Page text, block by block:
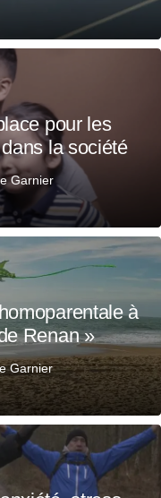
pour les
la société
Garnier
à
Renan »
Garnier